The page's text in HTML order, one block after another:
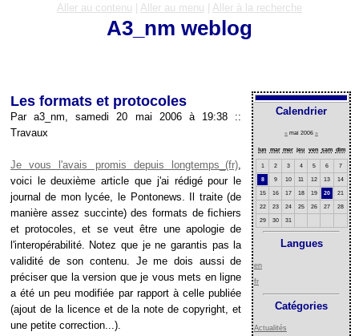
Aller au contenu Aller au menu Aller à la recherche
A3_nm weblog
Calendrier
« mai 2006 »
lun mar mer jeu ven sam dim
1 2 3 4 5 6 7
8 9 10 11 12 13 14
15 16 17 18 19 20 21
22 23 24 25 26 27 28
29 30 31
Langues
en
fr
Catégories
Actualités
Les formats et protocoles
Par a3_nm, samedi 20 mai 2006 à 19:38 ::
Travaux
Je vous l'avais promis depuis longtemps
voici le deuxième article que j'ai rédigé pour le
journal de mon lycée, le Pontonews. Il traite (de
manière assez succinte) des formats de fichiers
et protocoles, et se veut être une apologie de
l'interopérabilité. Notez que je ne garantis pas la
validité de son contenu. Je me dois aussi de
préciser que la version que je vous mets en ligne
a été un peu modifiée par rapport à celle publiée
(ajout de la licence et de la note de copyright, et
une petite correction...).